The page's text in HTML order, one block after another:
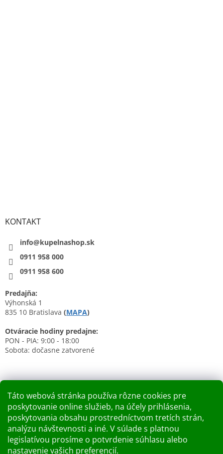
Táto webová stránka používa rôzne cookies pre
poskytovanie online služieb, na účely prihlásenia,
poskytovania obsahu prostredníctvom tretích strán,
analýzu návštevnosti a iné. V súlade s platnou
legislatívou prosíme o potvrdenie súhlasu alebo
nastavenie vašich preferencií.
KONTAKT
info@kupelnashop.sk
0911 958 000
0911 958 600
Predajňa:
Výhonská 1
835 10 Bratislava (MAPA)
Otváracie hodiny predajne:
PON - PIA: 9:00 - 18:00
Sobota: dočasne zatvorené
Nákupný košík
0KS / 0 €